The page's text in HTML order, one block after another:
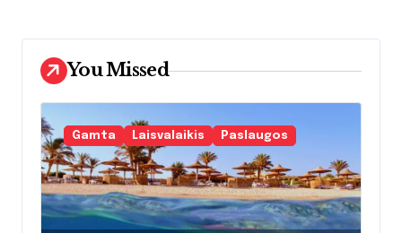
You Missed
Gamta Laisvalaikis Paslaugos